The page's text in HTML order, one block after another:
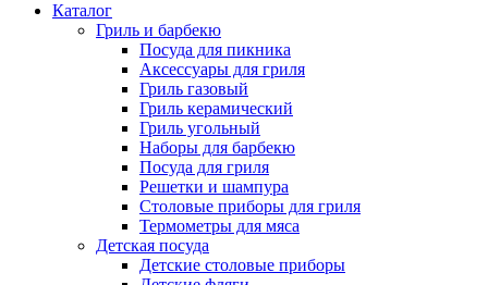
Каталог
Гриль и барбекю
Посуда для пикника
Аксессуары для гриля
Гриль газовый
Гриль керамический
Гриль угольный
Наборы для барбекю
Посуда для гриля
Решетки и шампура
Столовые приборы для гриля
Термометры для мяса
Детская посуда
Детские столовые приборы